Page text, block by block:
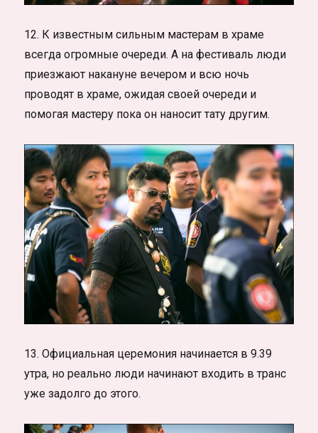
12. К известным сильным мастерам в храме
всегда огромные очереди. А на фестиваль люди
приезжают накануне вечером и всю ночь
проводят в храме, ожидая своей очереди и
помогая мастеру пока он наносит тату другим.
13. Официальная церемония начинается в 9.39
утра, но реально люди начинают входить в транс
уже задолго до этого.